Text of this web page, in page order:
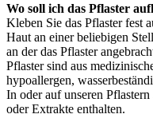
Wo soll ich das Pflaster
Kleben Sie das Pflaster fest
Haut an einer beliebigen
an der das Pflaster
Pflaster sind aus
hypoallergen,
In oder auf unseren
oder Extrakte enthalten.